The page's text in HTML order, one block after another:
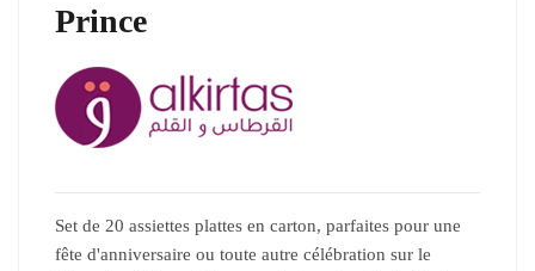
Prince
Set de 20 assiettes plattes en carton, parfaites pour une
fête d'anniversaire ou toute autre célébration sur le